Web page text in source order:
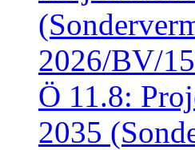
2026/BV/
Ö 11.8:
2035